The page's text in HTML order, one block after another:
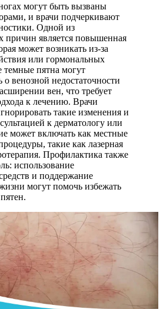
могут быть вызваны
и врачи подчеркивают
Одной из
причин является повышенная
может возникать из-за
или гормональных
пятна могут
о венозной недостаточности
вен, что требует
к лечению. Врачи
такие изменения и
к дерматологу или
может включать как местные
такие как лазерная
Профилактика также
использование
и поддержание
могут помочь избежать